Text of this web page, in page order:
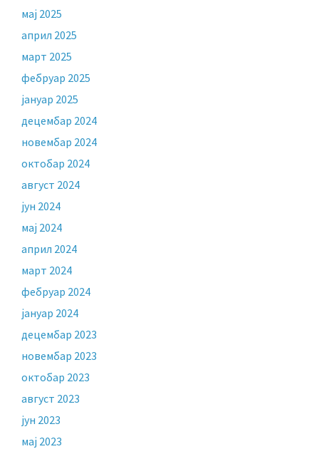
мај 2025
април 2025
март 2025
фебруар 2025
јануар 2025
децембар 2024
новембар 2024
октобар 2024
август 2024
јун 2024
мај 2024
април 2024
март 2024
фебруар 2024
јануар 2024
децембар 2023
новембар 2023
октобар 2023
август 2023
јун 2023
мај 2023